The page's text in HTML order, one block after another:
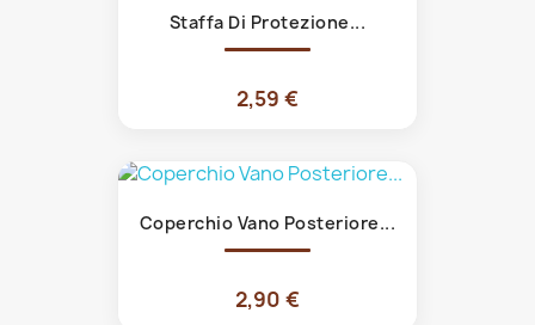
Staffa Di Protezione...
2,59 €
Coperchio Vano Posteriore...
2,90 €